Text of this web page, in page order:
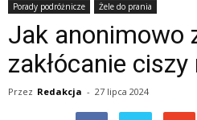
Porady podróżnicze Żele do prania
Jak anonimowo
zakłócanie ciszy
Przez Redakcja - 27 lipca 2024